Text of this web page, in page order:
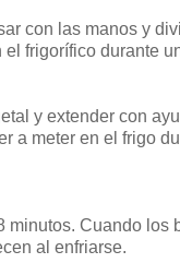
con las manos y
frigorífico durante
y extender con
a meter en el frigo
Cuando
al enfriarse.